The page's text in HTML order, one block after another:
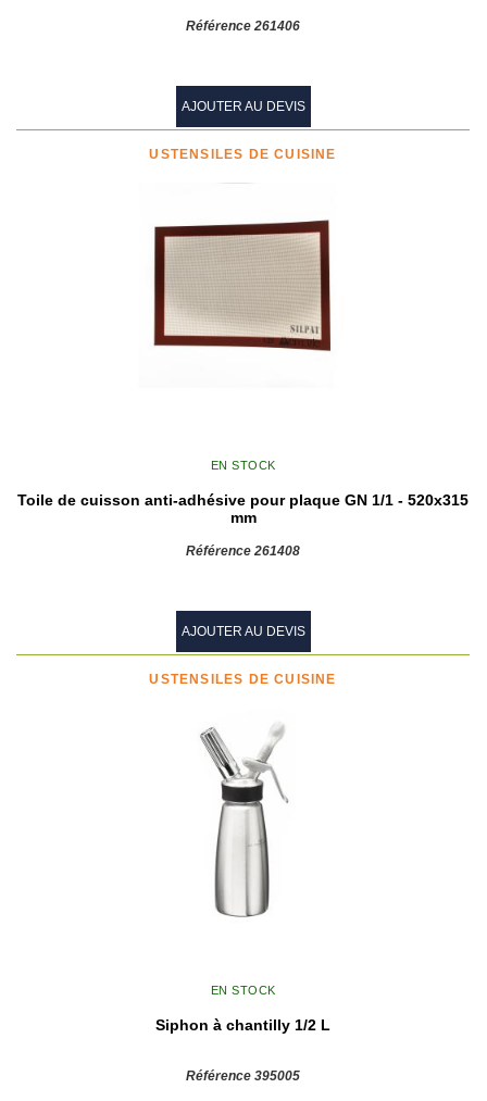
Référence 261406
AJOUTER AU DEVIS
USTENSILES DE CUISINE
EN STOCK
Toile de cuisson anti-adhésive pour plaque GN 1/1 - 520x315
mm
Référence 261408
AJOUTER AU DEVIS
USTENSILES DE CUISINE
EN STOCK
Siphon à chantilly 1/2 L
Référence 395005